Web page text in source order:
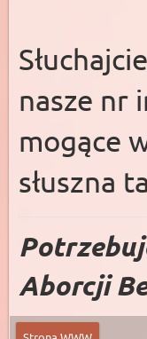
nasze nr
mogące
słuszna
Aborcji